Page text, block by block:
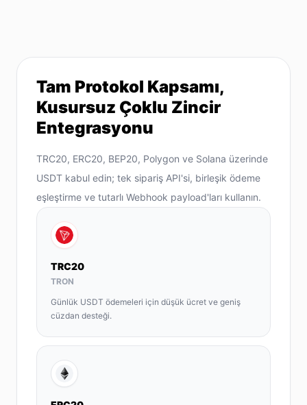
Tam Protokol Kapsamı,
Kusursuz Çoklu Zincir
Entegrasyonu
TRC20, ERC20, BEP20, Polygon ve Solana üzerinde
USDT kabul edin; tek sipariş API'si, birleşik ödeme
eşleştirme ve tutarlı Webhook payload'ları kullanın.
TRC20
TRON
Günlük USDT ödemeleri için düşük ücret ve geniş
cüzdan desteği.